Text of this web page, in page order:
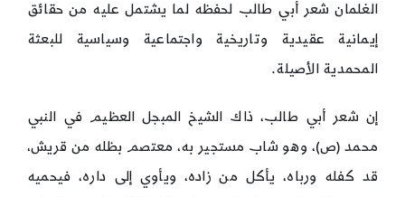
الغلمان شعر أبي طالب لحفظه لما يشتمل عليه من حقائق
إيمانية عقيدية وتاريخية واجتماعية وسياسية للبعثة
المحمدية الأصيلة.
إن شعر أبي طالب، ذاك الشيخ المبجل العظيم في النبي
محمد (ص)، وهو شاب مستجير به، معتصم بظله من قريش،
قد كفله ورباه، يأكل من زاده، ويأوي إلى داره، فيحميه